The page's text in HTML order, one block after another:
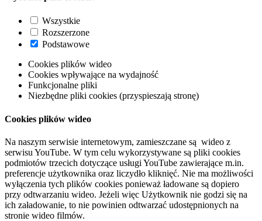
Wszystkie
Rozszerzone
Podstawowe
Cookies plików wideo
Cookies wpływające na wydajność
Funkcjonalne pliki
Niezbędne pliki cookies (przyspieszają stronę)
Cookies plików wideo
Na naszym serwisie internetowym, zamieszczane są wideo z
serwisu YouTube. W tym celu wykorzystywane są pliki cookies
podmiotów trzecich dotyczące usługi YouTube zawierające m.in.
preferencje użytkownika oraz liczydło kliknięć. Nie ma możliwości
wyłączenia tych plików cookies ponieważ ładowane są dopiero
przy odtwarzaniu wideo. Jeżeli więc Użytkownik nie godzi się na
ich załadowanie, to nie powinien odtwarzać udostępnionych na
stronie wideo filmów.